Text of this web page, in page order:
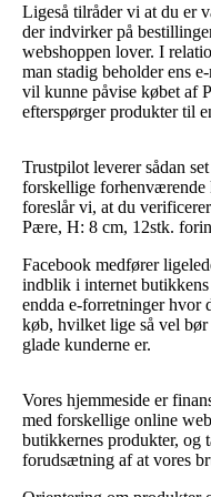
Ligeså tilråder vi at du er
der indvirker på
webshoppen lover. I
man stadig beholder ens
vil kunne påvise købet af
efterspørger produkter til
Trustpilot leverer sådan
forskellige forhenværende
foreslår vi, at du
Pære, H: 8 cm, 12stk.
Facebook medfører
indblik i internet
endda e-forretninger hvor
køb, hvilket lige så vel
glade kunderne er.
Vores hjemmeside er
med forskellige online
butikkernes produkter, og
forudsætning af at vores